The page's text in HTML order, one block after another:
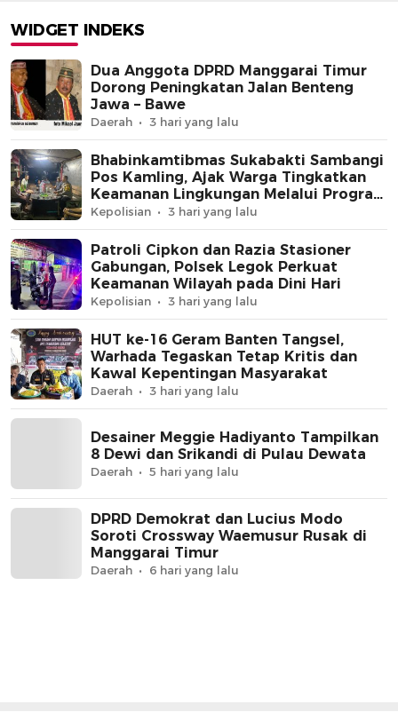
WIDGET INDEKS
Dua Anggota DPRD Manggarai Timur
Dorong Peningkatan Jalan Benteng
Jawa – Bawe
Daerah 3 hari yang lalu
Bhabinkamtibmas Sukabakti Sambangi
Pos Kamling, Ajak Warga Tingkatkan
Keamanan Lingkungan Melalui Program
Jaga Jakarta+
Kepolisian 3 hari yang lalu
Patroli Cipkon dan Razia Stasioner
Gabungan, Polsek Legok Perkuat
Keamanan Wilayah pada Dini Hari
Kepolisian 3 hari yang lalu
HUT ke-16 Geram Banten Tangsel,
Warhada Tegaskan Tetap Kritis dan
Kawal Kepentingan Masyarakat
Daerah 3 hari yang lalu
Desainer Meggie Hadiyanto Tampilkan
8 Dewi dan Srikandi di Pulau Dewata
Daerah 5 hari yang lalu
DPRD Demokrat dan Lucius Modo
Soroti Crossway Waemusur Rusak di
Manggarai Timur
Daerah 6 hari yang lalu